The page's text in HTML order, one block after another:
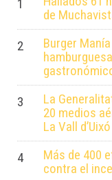
1
Hallados 61
de
2
Burger
3
La
20 medios
La Vall d’Uixó
4
Más de 400
contra el